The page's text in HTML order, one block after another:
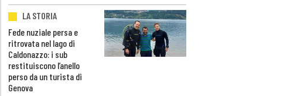
LA STORIA
Fede nuziale persa e
ritrovata nel lago di
Caldonazzo: i sub
restituiscono l’anello
perso da un turista di
Genova